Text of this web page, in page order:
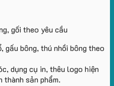
bông, thú nhồi bông theo
dụng cụ in, thêu logo hiện
thành sản phẩm.